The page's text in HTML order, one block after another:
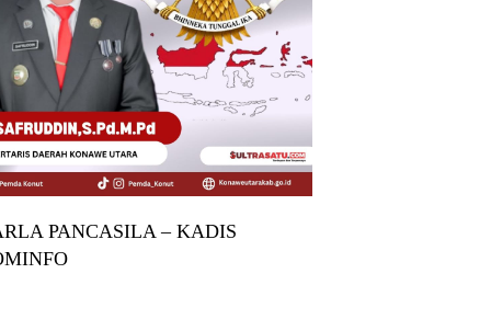
PANCASILA – KADIS